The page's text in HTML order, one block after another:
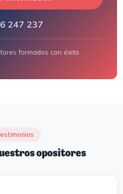
247 237
formados con éxito
opositores